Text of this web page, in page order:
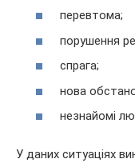
перевтома;
порушення
спрага;
нова
незнайомі
У даних ситуаціях